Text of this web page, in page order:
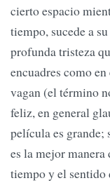
cierto espacio
tiempo, sucede a
profunda tristeza
encuadres como
vagan (el término
feliz, en general
película es grande;
es la mejor manera
tiempo y el sentido